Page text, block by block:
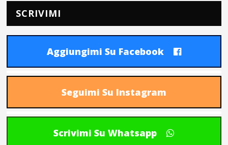
SCRIVIMI
Aggiungimi Su Facebook
Seguimi Su Instagram
Scrivimi Su Whatsapp